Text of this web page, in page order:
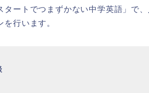
タートでつまずかない中学英語」で
行います。